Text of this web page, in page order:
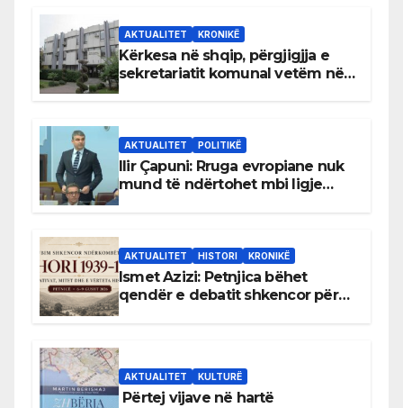
AKTUALITET KRONIKË
Kërkesa në shqip, përgjigjja e
sekretariatit komunal vetëm në
AKTUALITET POLITIKË
Ilir Çapuni: Rruga evropiane nuk
mund të ndërtohet mbi ligje
AKTUALITET HISTORI KRONIKË
Ismet Azizi: Petnjica bëhet
qendër e debatit shkencor për
AKTUALITET KULTURË
Përtej vijave në hartë